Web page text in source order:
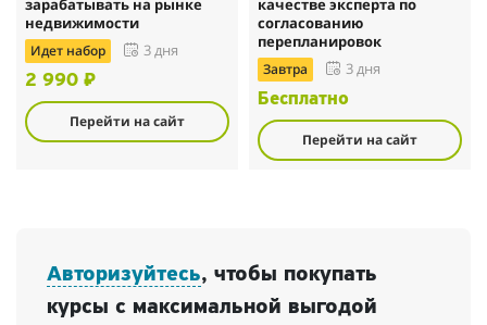
зарабатывать на рынке
недвижимости
Идет набор 3 дня
2 990 ₽
Перейти на сайт
качестве эксперта по
согласованию
перепланировок
Завтра 3 дня
Бесплатно
Перейти на сайт
Авторизуйтесь, чтобы покупать
курсы с максимальной выгодой